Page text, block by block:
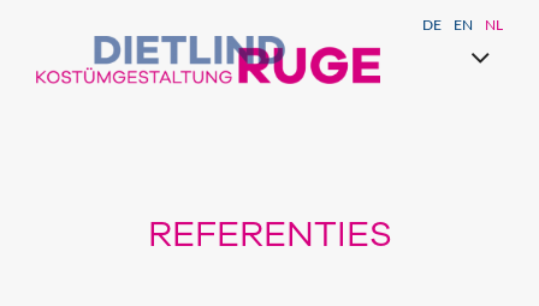
DE EN NL
REFERENTIES